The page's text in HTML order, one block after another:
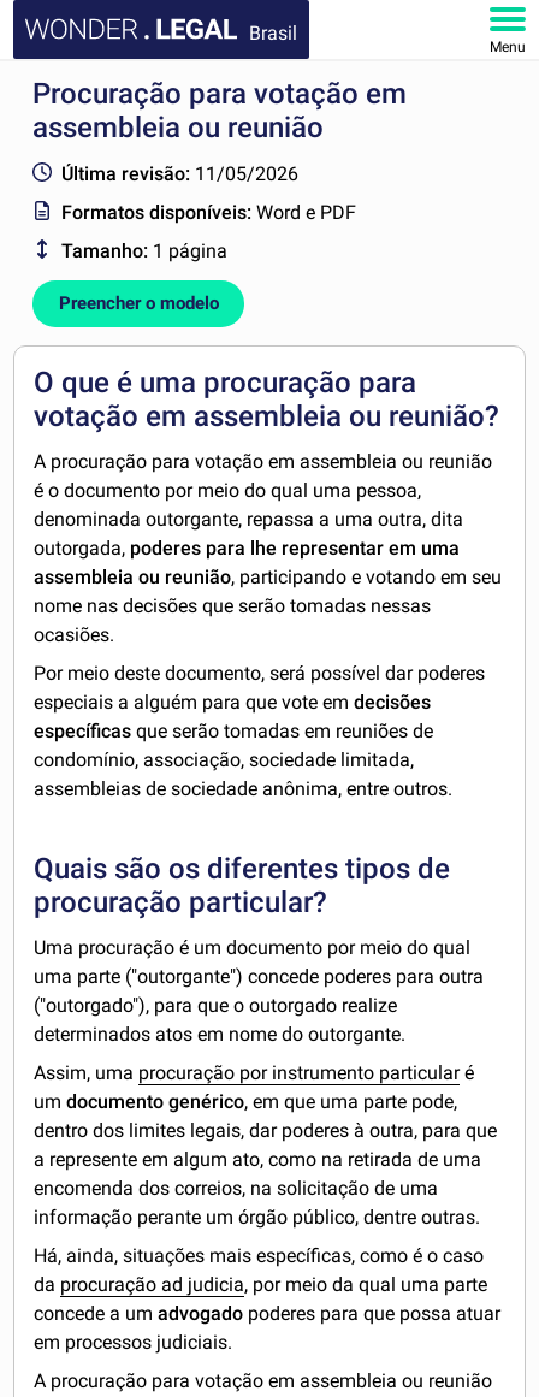
Brasil
Menu
HOME
FAQ
MINHA CONTA
Procuração para votação em
assembleia ou reunião
Última revisão: 11/05/2026
Formatos disponíveis:Word e PDF
Tamanho: 1 página
Preencher o modelo
O que é uma procuração para
votação em assembleia ou reunião?
A procuração para votação em assembleia ou reunião
é o documento por meio do qual uma pessoa,
denominada outorgante, repassa a uma outra, dita
outorgada, poderes para lhe representar em uma
assembleia ou reunião, participando e votando em seu
nome nas decisões que serão tomadas nessas
ocasiões.
Por meio deste documento, será possível dar poderes
especiais a alguém para que vote emdecisões
específicas que serão tomadas em reuniões de
condomínio, associação, sociedade limitada,
assembleias de sociedade anônima, entre outros.
Quais são os diferentes tipos de
procuração particular?
Uma procuração é um documento por meio do qual
uma parte ("outorgante") concede poderes para outra
("outorgado"), para que o outorgado realize
determinados atos em nome do outorgante.
Assim, uma procuração por instrumento particularé
umdocumento genérico, em que uma parte pode,
dentro dos limites legais, dar poderes à outra, para que
a represente em algum ato, como na retirada de uma
encomenda dos correios, na solicitação de uma
informação perante um órgão público, dentre outras.
Há, ainda, situações mais específicas, como é o caso
da procuração ad judicia, por meio da qual uma parte
concede a umadvogado poderes para que possa atuar
em processos judiciais.
A procuração para votação em assembleia ou reunião